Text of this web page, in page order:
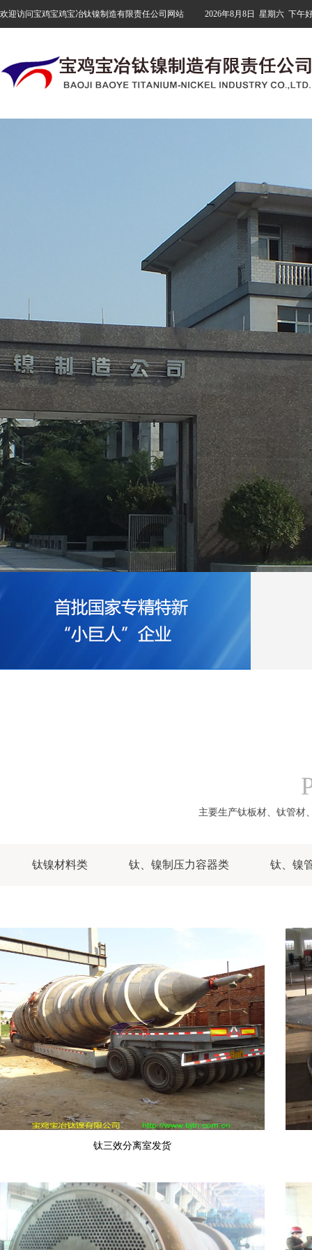
欢迎访问宝鸡宝鸡宝冶钛镍制造有限责任公司网站 2026年8月8日 星期六 下午
主要生产钛板材、钛管材
钛镍材料类 钛、镍制压力容器类 钛、镍
钛三效分离室发货